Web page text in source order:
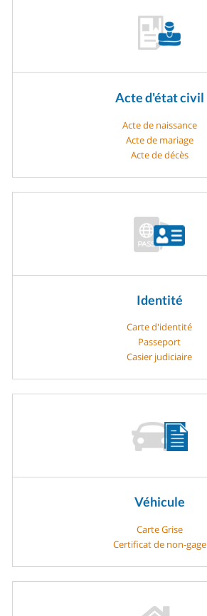
Acte d'état civil
Acte de naissance
Acte de mariage
Acte de décès
Identité
Carte d'identité
Passeport
Casier judiciaire
Véhicule
Carte Grise
Certificat de non-gage